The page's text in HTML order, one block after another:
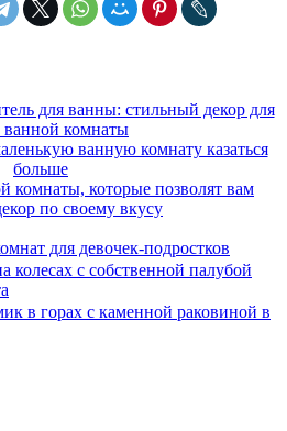
для ванны: стильный декор для
комнаты
ванную комнату казаться
больше
комнаты, которые позволят вам
по своему вкусу
для девочек-подростков
с собственной палубой
в горах с каменной раковиной в